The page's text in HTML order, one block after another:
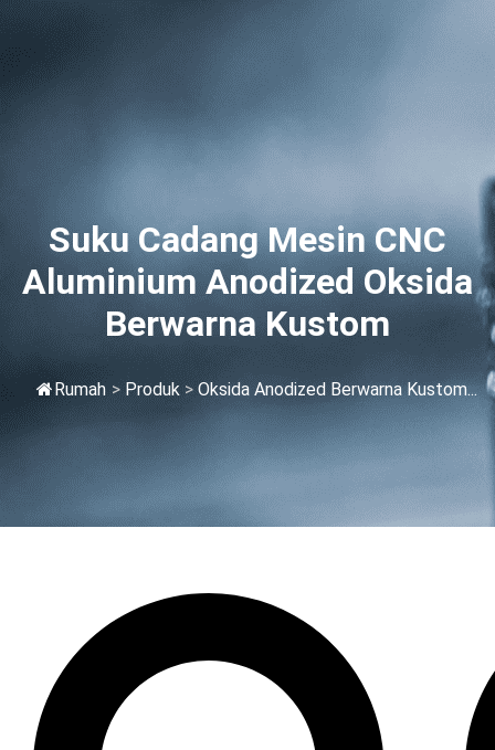
Suku Cadang Mesin CNC
Aluminium Anodized Oksida
Berwarna Kustom
Rumah > Produk > Oksida Anodized Berwarna Kustom...